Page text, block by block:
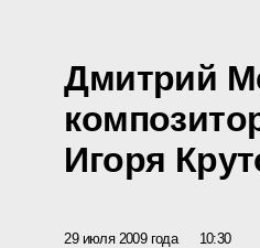
Дмитрий
Игоря
29 июля 2009 года 10:30